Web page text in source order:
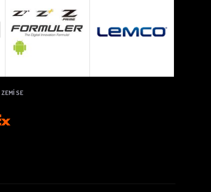
ZEMÍ SE